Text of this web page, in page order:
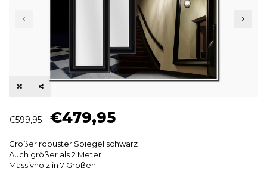
€599,95 €479,95
Großer robuster Spiegel schwarz
Auch größer als 2 Meter
Massivholz in 7 Größen